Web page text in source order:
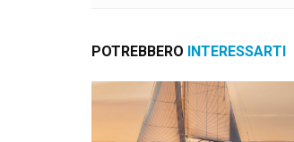
POTREBBERO INTERESSARTI